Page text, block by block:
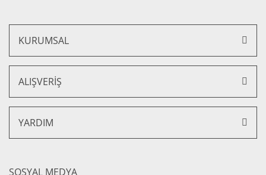
KURUMSAL
ALIŞVERİŞ
YARDIM
SOSYAL MEDYA